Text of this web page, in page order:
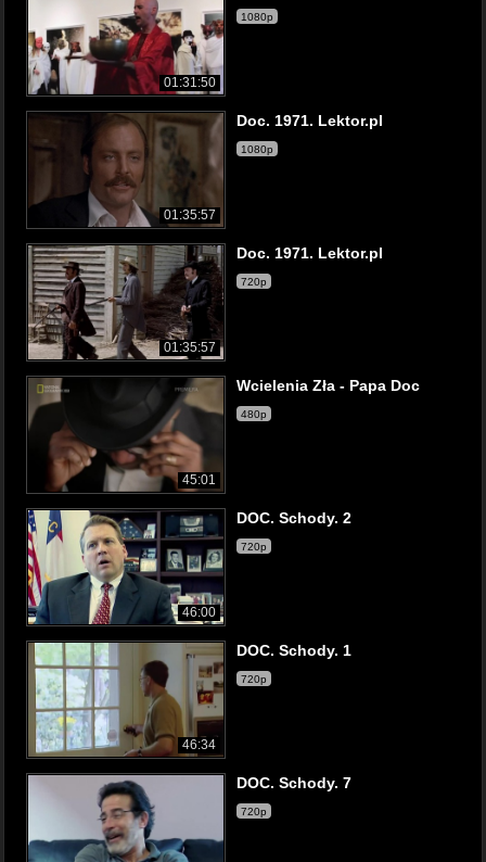
01:31:50
1080p
01:35:57
Doc. 1971. Lektor.pl
1080p
01:35:57
Doc. 1971. Lektor.pl
720p
45:01
Wcielenia Zła - Papa Doc
480p
46:00
DOC. Schody. 2
720p
46:34
DOC. Schody. 1
720p
DOC. Schody. 7
720p